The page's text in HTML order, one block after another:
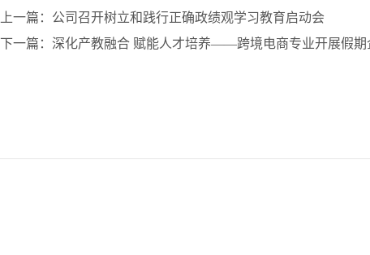
上一篇：​公司召开树立和践行正确政绩观学习教育启动会
下一篇：深化产教融合 赋能人才培养——跨境电商专业开展假期